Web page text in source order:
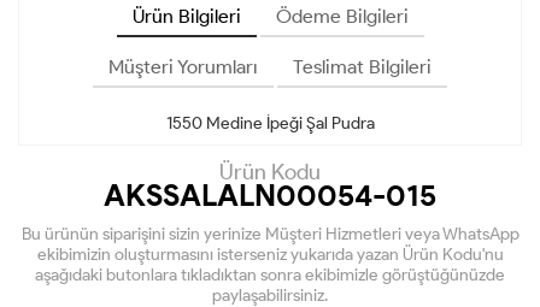
Ürün Bilgileri Ödeme Bilgileri
Müşteri Yorumları Teslimat Bilgileri
1550 Medine İpeği Şal Pudra
Ürün Kodu
AKSSALALN00054-015
Bu ürünün siparişini sizin yerinize Müşteri Hizmetleri veya WhatsApp
ekibimizin oluşturmasını isterseniz yukarıda yazan Ürün Kodu'nu
aşağıdaki butonlara tıkladıktan sonra ekibimizle görüştüğünüzde
paylaşabilirsiniz.